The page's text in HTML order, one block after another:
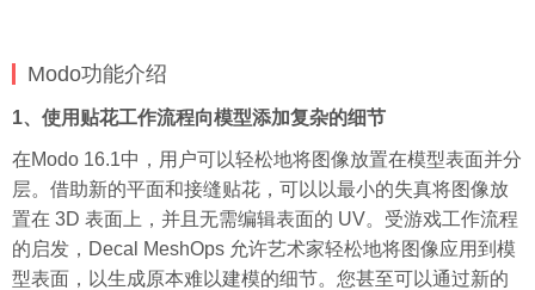
Modo功能介绍
1、使用贴花工作流程向模型添加复杂的细节
在Modo 16.1中，用户可以轻松地将图像放置在模型表面并分
层。借助新的平面和接缝贴花，可以以最小的失真将图像放
置在 3D 表面上，并且无需编辑表面的 UV。受游戏工作流程
的启发，Decal MeshOps 允许艺术家轻松地将图像应用到模
型表面，以生成原本难以建模的细节。您甚至可以通过新的